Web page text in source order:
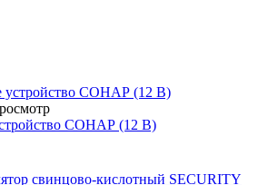
СОНАР (12 В)